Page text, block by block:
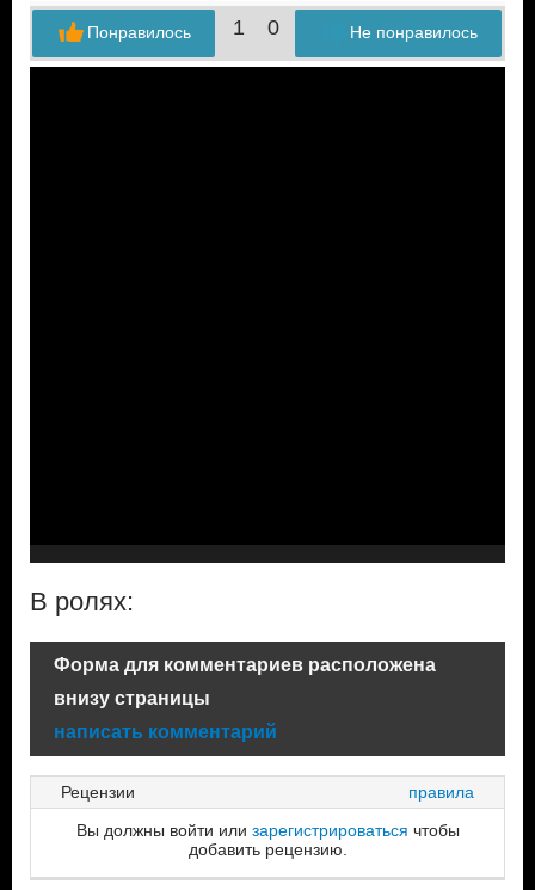
1 0 Не понравилось
Понравилось
В ролях:
Форма для комментариев расположена
внизу страницы
написать комментарий
Рецензии
правила
Вы должны войти или зарегистрироваться чтобы
добавить рецензию.